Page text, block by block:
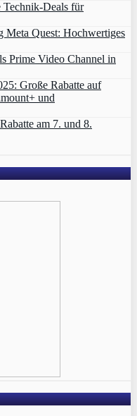
Technik-Deals für
Meta Quest: Hochwertiges
Prime Video Channel in
Große Rabatte auf
und
am 7. und 8.